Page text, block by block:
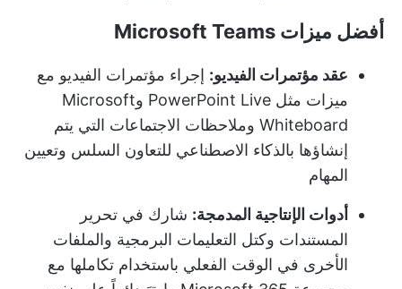
أفضل ميزات Microsoft Teams
عقد مؤتمرات الفيديو: إجراء مؤتمرات الفيديو مع
ميزات مثل PowerPoint Live وMicrosoft
Whiteboard وملاحظات الاجتماعات التي يتم
إنشاؤها بالذكاء الاصطناعي للتعاون السلس وتعيين
المهام
أدوات الإنتاجية المدمجة: شارك في تحرير
المستندات وكتل التعليمات البرمجية والملفات
الأخرى في الوقت الفعلي باستخدام تكاملها مع